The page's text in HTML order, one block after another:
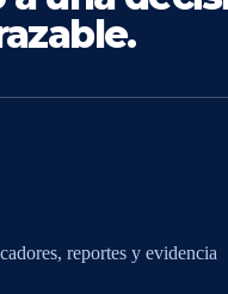
reportes y evidencia